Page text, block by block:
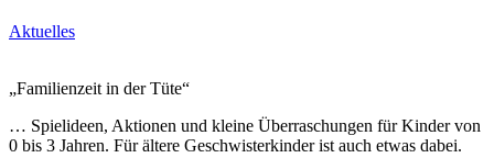
Aktuelles
„Familienzeit in der Tüte“
… Spielideen, Aktionen und kleine Überraschungen für Kinder von
0 bis 3 Jahren. Für ältere Geschwisterkinder ist auch etwas dabei.